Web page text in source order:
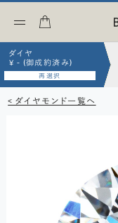
ダイヤ
¥ - (御成約済み)
再選択
< ダイヤモンド一覧へ